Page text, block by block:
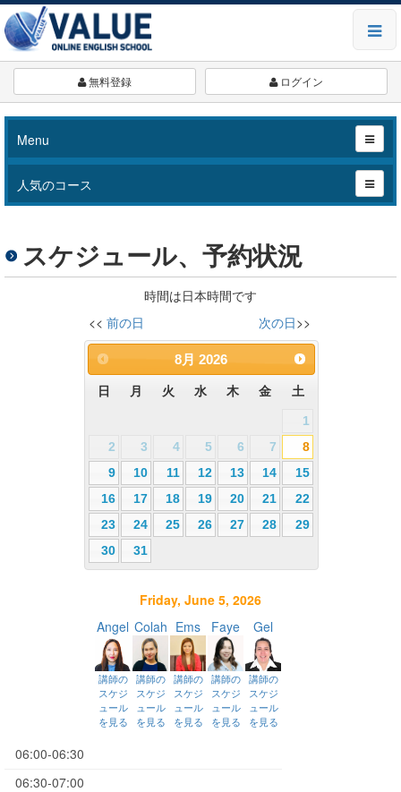
無料登録 ログイン
Menu
人気のコース
スケジュール、予約状況
時間は日本時間です
<< 前の日
8月 2026
日 月 火 水 木 金 土
1
2
3 4 5 6 7
8
9
10 11 12 13 14
15
16
17 18 19 20 21
22
23
24 25 26 27 28
29
30
31
次の日>>
Friday, June 5, 2026
06:00-06:30
06:30-07:00
Angel
講師の
スケジ
ュール
を見る
Colah
講師の
スケジ
ュール
を見る
Ems
講師の
スケジ
ュール
を見る
Faye
講師の
スケジ
ュール
を見る
Gel
講師の
スケジ
ュール
を見る